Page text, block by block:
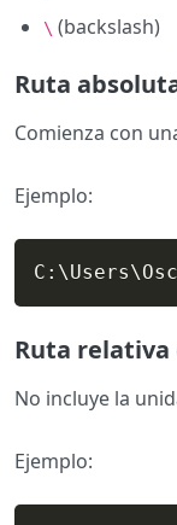
\ (backslash)
Ruta
Comienza con
Ejemplo:
C: \Users\
Ruta relativa
No incluye la
Ejemplo: